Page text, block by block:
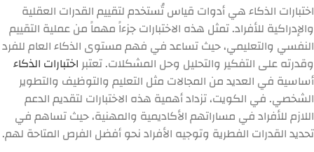
اختبارات الذكاء هي أدوات قياس تُستخدم لتقييم القدرات العقلية
والإدراكية للأفراد. تمثل هذه الاختبارات جزءاً مهماً من عملية التقييم
النفسي والتعليمي، حيث تساعد في فهم مستوى الذكاء العام للفرد
وقدرته على التفكير والتحليل وحل المشكلات. تعتبراختبارات الذكاء
أساسية في العديد من المجالات مثل التعليم والتوظيف والتطوير
الشخصي. في الكويت، تزداد أهمية هذه الاختبارات لتقديم الدعم
اللازم للأفراد في مساراتهم الأكاديمية والمهنية، حيث تساهم في
تحديد القدرات الفطرية وتوجيه الأفراد نحو أفضل الفرص المتاحة لهم.